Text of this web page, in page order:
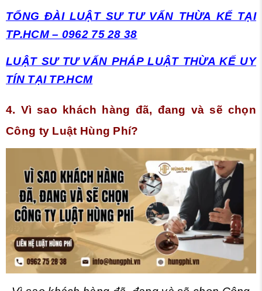
TỔNG ĐÀI LUẬT SƯ TƯ VẤN THỪA KẾ TẠI
TP.HCM – 0962 75 28 38
LUẬT SƯ TƯ VẤN PHÁP LUẬT THỪA KẾ UY
TÍN TẠI TP.HCM
4. Vì sao khách hàng đã, đang và sẽ chọn
Công ty Luật Hùng Phí?